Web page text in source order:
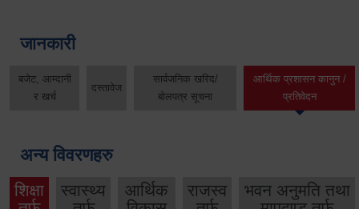
जानकारी
बजेट, आम्दानी
र खर्च
दस्तावेज
सार्वजनिक खरिद/
बोलपत्र सूचना
आर्थिक प्रशासन कानुन /
प्रतिवेदन
अन्य विवरणहरु
शिक्षा
स्वास्थ्य
आर्थिक
राजस्व
भवन अनुमति तथा